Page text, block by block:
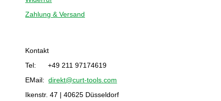
Zahlung & Versand
Kontakt
Tel: +49 211 97174619
EMail:direkt@curt-tools.com
Ikenstr. 47 | 40625 Düsseldorf